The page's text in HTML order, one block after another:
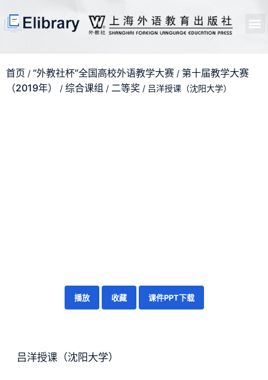
首页 / “外教社杯”全国高校外语教学大赛 / 第十届教学大赛
（2019年）
/ 综合课组 / 二等奖 / 吕洋授课（沈阳大学）
播放 收藏 课件PPT下载
吕洋授课（沈阳大学）